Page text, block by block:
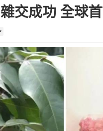
交成功 全球